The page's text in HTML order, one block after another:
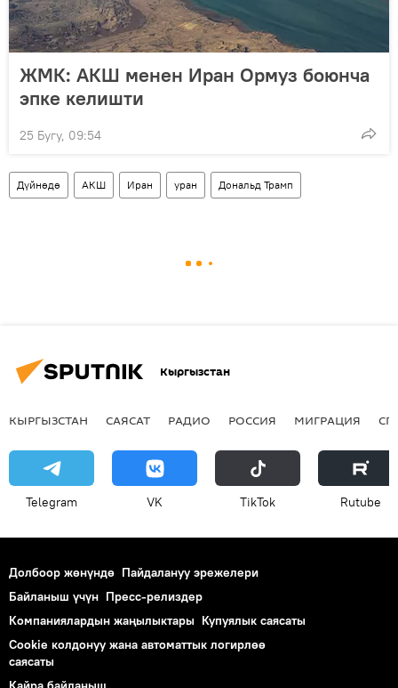
ЖМК: АКШ менен Иран Ормуз боюнча
эпке келишти
25 Бугу, 09:54
Дүйнөдө АКШ Иран уран Дональд Трамп
Кыргызстан
КЫРГЫЗСТАН САЯСАТ РАДИО РОССИЯ МИГРАЦИЯ
Telegram VK ТikТоk Rutube
Долбоор жөнүндө Пайдалануу эрежелери
Байланыш үчүн Пресс-релиздер
Компаниялардын жаңылыктары Купуялык саясаты
Cookie колдонуу жана автоматтык логирлөө
саясаты